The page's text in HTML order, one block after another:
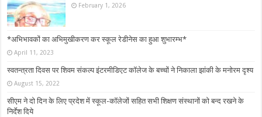
February 1, 2026
*अभिभावकों का अभिमुखीकरण कर स्कूल रेडीनेस का हुआ शुभारम्भ*
April 11, 2023
स्वतन्त्रता दिवस पर शिवम संकल्प इंटरमीडिएट कॉलेज के बच्चों ने निकाला झांकी के मनोरम दृश्य
August 15, 2022
सीएम ने दो दिन के लिए प्रदेश में स्कूल-कॉलेजों सहित सभी शिक्षण संस्थानों को बन्द रखने के
निर्देश दिये